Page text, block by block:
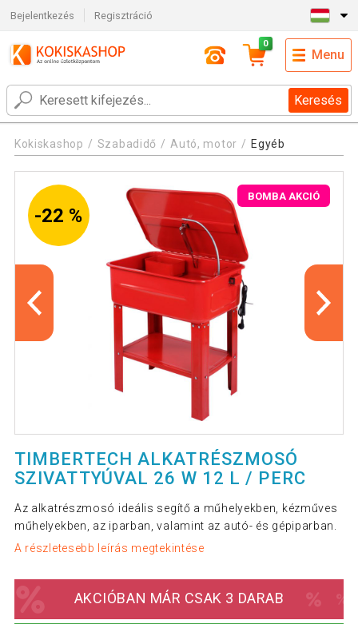
Bejelentkezés Regisztráció
Keresés
0
Menu
Kokiskashop Szabadidő Autó, motor Egyéb
-22 %
BOMBA AKCIÓ
TIMBERTECH ALKATRÉSZMOSÓ
SZIVATTYÚVAL 26 W 12 L / PERC
Az alkatrészmosó ideális segítő a műhelyekben, kézműves
műhelyekben, az iparban, valamint az autó- és gépiparban.
A részletesebb leírás megtekintése
AKCIÓBAN MÁR CSAK 3 DARAB